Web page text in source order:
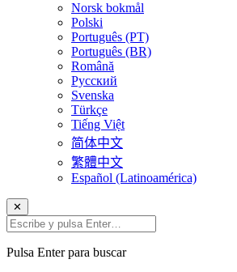
Norsk bokmål
Polski
Português (PT)
Português (BR)
Română
Русский
Svenska
Türkçe
Tiếng Việt
简体中文
繁體中文
Español (Latinoamérica)
✕
Pulsa Enter para buscar